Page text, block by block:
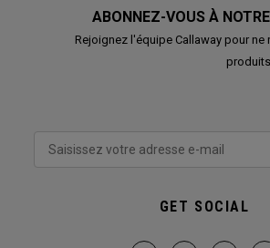
ABONNEZ-VOUS À
Rejoignez l'équipe Callaway pour ne
GET SOCIAL